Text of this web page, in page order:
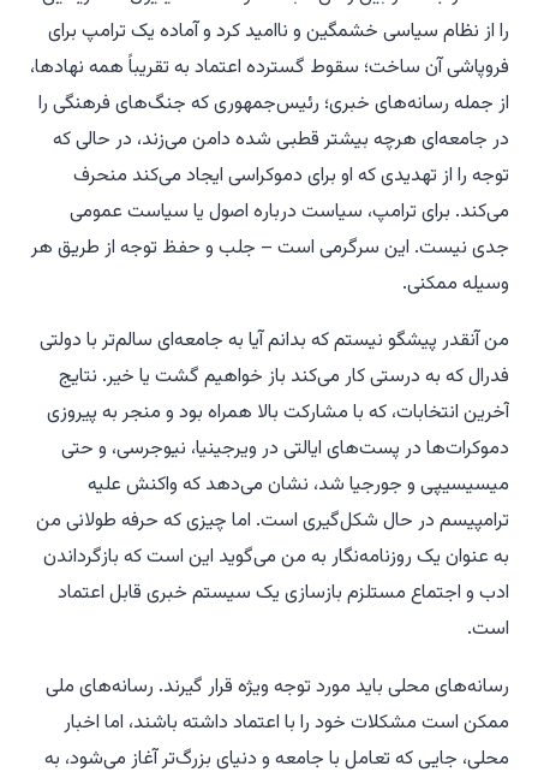
را از نظام سیاسی خشمگین و ناامید کرد و آماده یک ترامپ برای
فروپاشی آن ساخت؛ سقوط گسترده اعتماد به تقریباً همه نهادها،
از جمله رسانه‌های خبری؛ رئیس‌جمهوری که جنگ‌های فرهنگی را
در جامعه‌ای هرچه بیشتر قطبی شده دامن می‌زند، در حالی که
توجه را از تهدیدی که او برای دموکراسی ایجاد می‌کند منحرف
می‌کند. برای ترامپ، سیاست درباره اصول یا سیاست عمومی
جدی نیست. این سرگرمی است – جلب و حفظ توجه از طریق هر
وسیله ممکنی.
من آنقدر پیشگو نیستم که بدانم آیا به جامعه‌ای سالم‌تر با دولتی
فدرال که به درستی کار می‌کند باز خواهیم گشت یا خیر. نتایج
آخرین انتخابات، که با مشارکت بالا همراه بود و منجر به پیروزی
دموکرات‌ها در پست‌های ایالتی در ویرجینیا، نیوجرسی، و حتی
میسیسیپی و جورجیا شد، نشان می‌دهد که واکنش علیه
ترامپیسم در حال شکل‌گیری است. اما چیزی که حرفه طولانی من
به عنوان یک روزنامه‌نگار به من می‌گوید این است که بازگرداندن
ادب و اجتماع مستلزم بازسازی یک سیستم خبری قابل اعتماد
است.
رسانه‌های محلی باید مورد توجه ویژه قرار گیرند. رسانه‌های ملی
ممکن است مشکلات خود را با اعتماد داشته باشند، اما اخبار
محلی، جایی که تعامل با جامعه و دنیای بزرگ‌تر آغاز می‌شود، به